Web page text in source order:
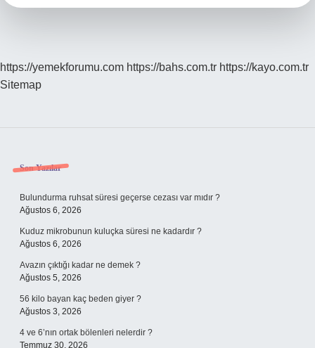
https://yemekforumu.com https://bahs.com.tr https://kayo.com.tr
Sitemap
Sidebar
Son Yazılar
Bulundurma ruhsat süresi geçerse cezası var mıdır ?
Ağustos 6, 2026
Kuduz mikrobunun kuluçka süresi ne kadardır ?
Ağustos 6, 2026
Avazın çıktığı kadar ne demek ?
Ağustos 5, 2026
56 kilo bayan kaç beden giyer ?
Ağustos 3, 2026
4 ve 6’nın ortak bölenleri nelerdir ?
Temmuz 30, 2026